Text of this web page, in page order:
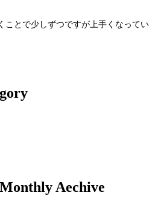
ことで少しずつですが上手くなってい
Monthly Aechive